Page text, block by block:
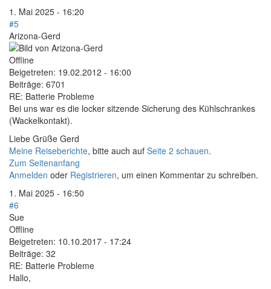
1. Mai 2025 - 16:20
#5
Arizona-Gerd
Offline
Beigetreten: 19.02.2012 - 16:00
Beiträge: 6701
RE: Batterie Probleme
Bei uns war es die locker sitzende Sicherung des Kühlschrankes
(Wackelkontakt).
Liebe Grüße Gerd
Meine Reiseberichte, bitte auch auf Seite 2 schauen.
Zum Seitenanfang
Anmelden oder Registrieren, um einen Kommentar zu schreiben.
1. Mai 2025 - 16:50
#6
Sue
Offline
Beigetreten: 10.10.2017 - 17:24
Beiträge: 32
RE: Batterie Probleme
Hallo,